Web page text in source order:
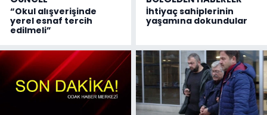
“Okul alışverişinde
yerel esnaf tercih
edilmeli”
İhtiyaç sahiplerinin
yaşamına dokundular